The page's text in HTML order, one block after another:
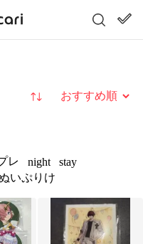
並び替え
レ night
stay
いぷりけ